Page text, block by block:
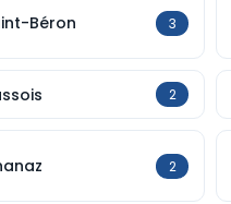
Béron 3
2
2